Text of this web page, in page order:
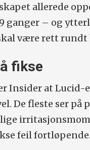
allerede
ganger – og
være rett rundt
fikse
Insider at Lucid-
De fleste ser på
feil fortløpende.